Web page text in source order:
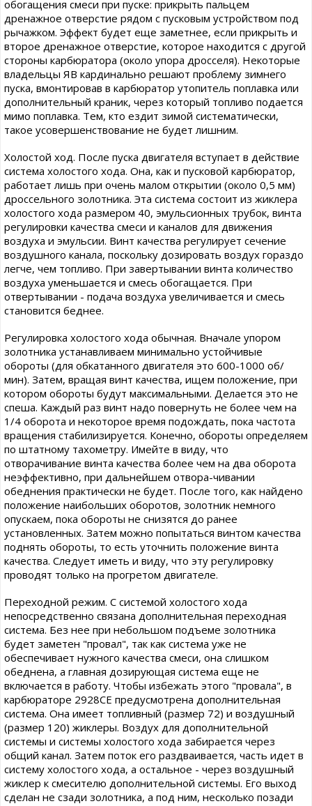
обогащения смеси при пуске: прикрыть пальцем
дренажное отверстие рядом с пусковым устройством под
рычажком. Эффект будет еще заметнее, если прикрыть и
второе дренажное отверстие, которое находится с другой
стороны карбюратора (около упора дросселя). Некоторые
владельцы ЯВ кардинально решают проблему зимнего
пуска, вмонтировав в карбюратор утопитель поплавка или
дополнительный краник, через который топливо подается
мимо поплавка. Тем, кто ездит зимой систематически,
такое усовершенствование не будет лишним.
Холостой ход. После пуска двигателя вступает в действие
система холостого хода. Она, как и пусковой карбюратор,
работает лишь при очень малом открытии (около 0,5 мм)
дроссельного золотника. Эта система состоит из жиклера
холостого хода размером 40, эмульсионных трубок, винта
регулировки качества смеси и каналов для движения
воздуха и эмульсии. Винт качества регулирует сечение
воздушного канала, поскольку дозировать воздух гораздо
легче, чем топливо. При завертывании винта количество
воздуха уменьшается и смесь обогащается. При
отвертывании - подача воздуха увеличивается и смесь
становится беднее.
Регулировка холостого хода обычная. Вначале упором
золотника устанавливаем минимально устойчивые
обороты (для обкатанного двигателя это 600-1000 об/
мин). Затем, вращая винт качества, ищем положение, при
котором обороты будут максимальными. Делается это не
спеша. Каждый раз винт надо повернуть не более чем на
1/4 оборота и некоторое время подождать, пока частота
вращения стабилизируется. Конечно, обороты определяем
по штатному тахометру. Имейте в виду, что
отворачивание винта качества более чем на два оборота
неэффективно, при дальнейшем отвора-чивании
обеднения практически не будет. После того, как найдено
положение наибольших оборотов, золотник немного
опускаем, пока обороты не снизятся до ранее
установленных. Затем можно попытаться винтом качества
поднять обороты, то есть уточнить положение винта
качества. Следует иметь и виду, что эту регулировку
проводят только на прогретом двигателе.
Переходной режим. С системой холостого хода
непосредственно связана дополнительная переходная
система. Без нее при небольшом подъеме золотника
будет заметен "провал", так как система уже не
обеспечивает нужного качества смеси, она слишком
обеднена, а главная дозирующая система еще не
включается в работу. Чтобы избежать этого "провала", в
карбюраторе 2928СЕ предусмотрена дополнительная
система. Она имеет топливный (размер 72) и воздушный
(размер 120) жиклеры. Воздух для дополнительной
системы и системы холостого хода забирается через
общий канал. Затем поток его раздваивается, часть идет в
систему холостого хода, а остальное - через воздушный
жиклер к смесителю дополнительной системы. Его выход
сделан не сзади золотника, а под ним, несколько позади